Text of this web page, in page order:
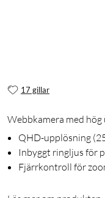
17 gillar
Webbkamera med
QHD-upplösning
Inbyggt ringljus för
Fjärrkontroll för